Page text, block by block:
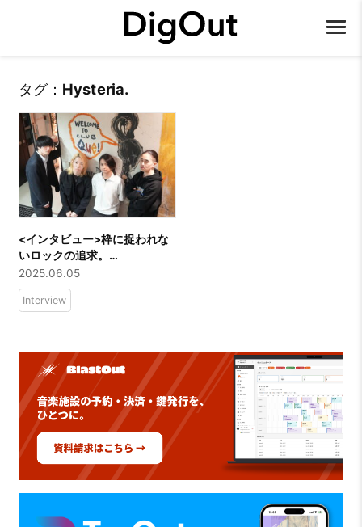
タグ： Hysteria.
<インタビュー>枠に捉われな
いロックの追求。
「Hysteria.」の今を徹底深掘
り！
2025.06.05
Interview